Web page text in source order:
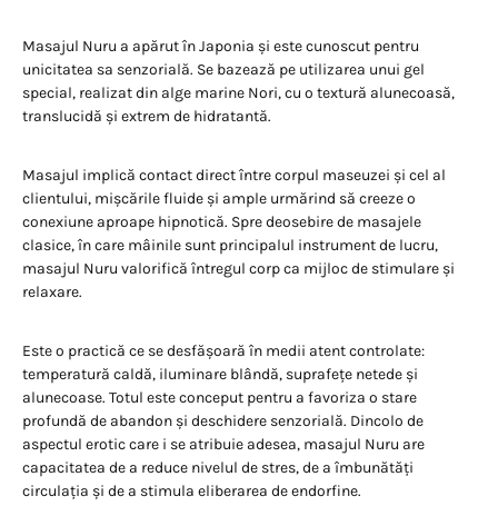
Masajul Nuru a apărut în Japonia și este cunoscut pentru
unicitatea sa senzorială. Se bazează pe utilizarea unui gel
special, realizat din alge marine Nori, cu o textură alunecoasă,
translucidă și extrem de hidratantă.
Masajul implică contact direct între corpul maseuzei și cel al
clientului, mișcările fluide și ample urmărind să creeze o
conexiune aproape hipnotică. Spre deosebire de masajele
clasice, în care mâinile sunt principalul instrument de lucru,
masajul Nuru valorifică întregul corp ca mijloc de stimulare și
relaxare.
Este o practică ce se desfășoară în medii atent controlate:
temperatură caldă, iluminare blândă, suprafețe netede și
alunecoase. Totul este conceput pentru a favoriza o stare
profundă de abandon și deschidere senzorială. Dincolo de
aspectul erotic care i se atribuie adesea, masajul Nuru are
capacitatea de a reduce nivelul de stres, de a îmbunătăți
circulația și de a stimula eliberarea de endorfine.